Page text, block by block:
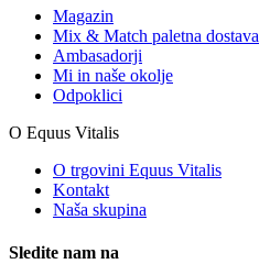
Magazin
Mix & Match paletna dostava
Ambasadorji
Mi in naše okolje
Odpoklici
O Equus Vitalis
O trgovini Equus Vitalis
Kontakt
Naša skupina
Sledite nam na